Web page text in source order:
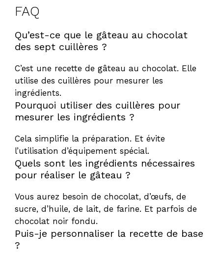
FAQ
Qu’est-ce que le gâteau au chocolat
des sept cuillères ?
C’est une recette de gâteau au chocolat. Elle
utilise des cuillères pour mesurer les
ingrédients.
Pourquoi utiliser des cuillères pour
mesurer les ingrédients ?
Cela simplifie la préparation. Et évite
l’utilisation d’équipement spécial.
Quels sont les ingrédients nécessaires
pour réaliser le gâteau ?
Vous aurez besoin de chocolat, d’œufs, de
sucre, d’huile, de lait, de farine. Et parfois de
chocolat noir fondu.
Puis-je personnaliser la recette de base
?